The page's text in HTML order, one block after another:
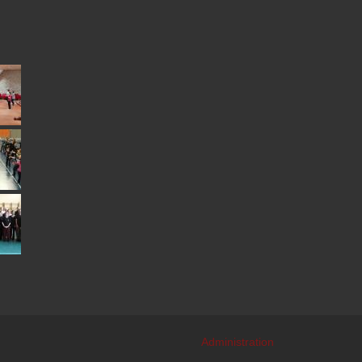
Administration